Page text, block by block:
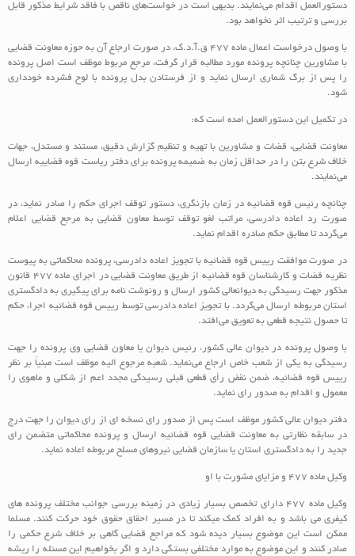
دستورالعمل اقدام‌‌‌ می‌نمایند. بدیهی است در خواست‌‌‌‌های ناقص با فاقد شرایط مذکور قابل
بررسی و ترتیب اثر نخواهد بود.
با وصول درخواست اعمال ماده ۴۷۷ ق.آ.د.ک، در صورت ارجاع آن به حوزه معاونت قضایی
با مشاورین چنانچه پرونده مورد مطالبه قرار گرفت، مرجع مربوط موظف است اصل پرونده
را پس از برگ شماری ارسال نماید و از فرستادن بدل پرونده با لوح فشرده خودداری
شود‌‌‌‌.
در تکمیل این دستورالعمل امده است که:
معاونت قضایی، قضات و مشاورین با تهیه و تنظیم گزارش دقیق‌‌‌‌، مستند و مستدل، جهات
خلاف شرع بتن را در حداقل زمان به ضمیمه پرونده برای دفتر ریاست قوه قضاییه ارسال‌‌‌
می‌نمایند.
چنانچه رئیس قوه قضائیه در زمان بازنگری، دستور توقف اجرای حکم را صادر نماید‌‌‌‌، در
صورت رد اعاده دادرسی، مراتب لغو توقف توسط معاون قضایی به مرجع قضایی اعلام‌‌‌
می‌گردد تا مطابق حکم صادره اقدام نماید‌‌‌‌.
در صورت موافقت رییس قوه قضائیه با تجویز اعاده دادرسی، پرونده محاکماتی به پیوست
نظریه قضات و کارشناسان قوه قضائیه از طریق معاونت قضایی در اجرای ماده ۴۷۷ قانون
مذکور جهت رسیدگی به دیوانعالی کشور ارسال و رونوشت نامه برای پیگیری به دادگستری
استان مربوطه ارسال‌‌‌ می‌گردد. با تجویز اعاده دادرسی توسط رییس قوه قضائیه اجراء حکم
تا حصول نتیجه قطعی به تعویق‌‌‌ می‌افتد.
با وصول پرونده در دیوان عالی کشور، رئیس دیوان یا معاون قضایی وی پرونده را جهت
رسیدگی به یکی از شعب خاص ارجاع‌‌‌ می‌نماید. شعبه مرجوع الیه موظف است مبنیاً بر نظر
رییس قوه قضائیه‌‌‌‌، ضمن نقض رأی قطعی قبلی رسیدگی مجدد اعم از شکلی و ماهوی را
معمول و اقدام به صدور رای نماید.
دفتر دیوان عالی کشور موظف است پس از صدور رای نسخه ای از رای دیوان را جهت درج
در سابقه نظارتی به معاونت قضایی قوه قضائیه ارسال و پرونده محاکماتی متضمن رای
جدید را به دادگستری استان یا سازمان قضایی نیروهای مسلح مربوطه اعاده نماید.
وکیل ماده 477 و مزایای مشورت با او
وکیل ماده 477 دارای تخصص بسیار زیادی در زمینه بررسی جوانب مختلف پرونده های
کیفری می باشد و به افراد کمک میکند تا در مسیر احقاق حقوق خود حرکت کنند. مسلما
ممکن است این موضوع بسیار دیده شود که مراجع قضایی گاهی بر خلاف شرع حکمی را
صادر کنند و این موضوع به موارد مختلفی بستگی دارد و اگر بخواهیم این مسئله را ریشه